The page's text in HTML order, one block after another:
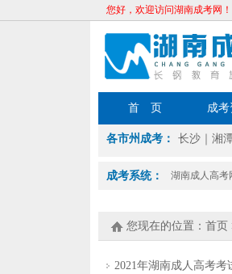
您好，欢迎访问湖南成考网！
首 页 成考
各市州成考： 长沙 湘
成考系统： 湖南成人高考
您现在的位置： 首页
2021年湖南成人高考考